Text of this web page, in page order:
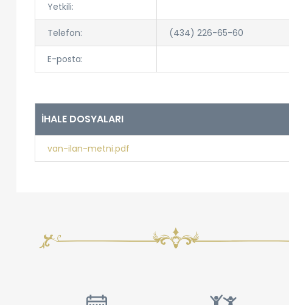
Yetkili:
Telefon: (434) 226-65-60
E-posta:
İHALE DOSYALARI
van-ilan-metni.pdf